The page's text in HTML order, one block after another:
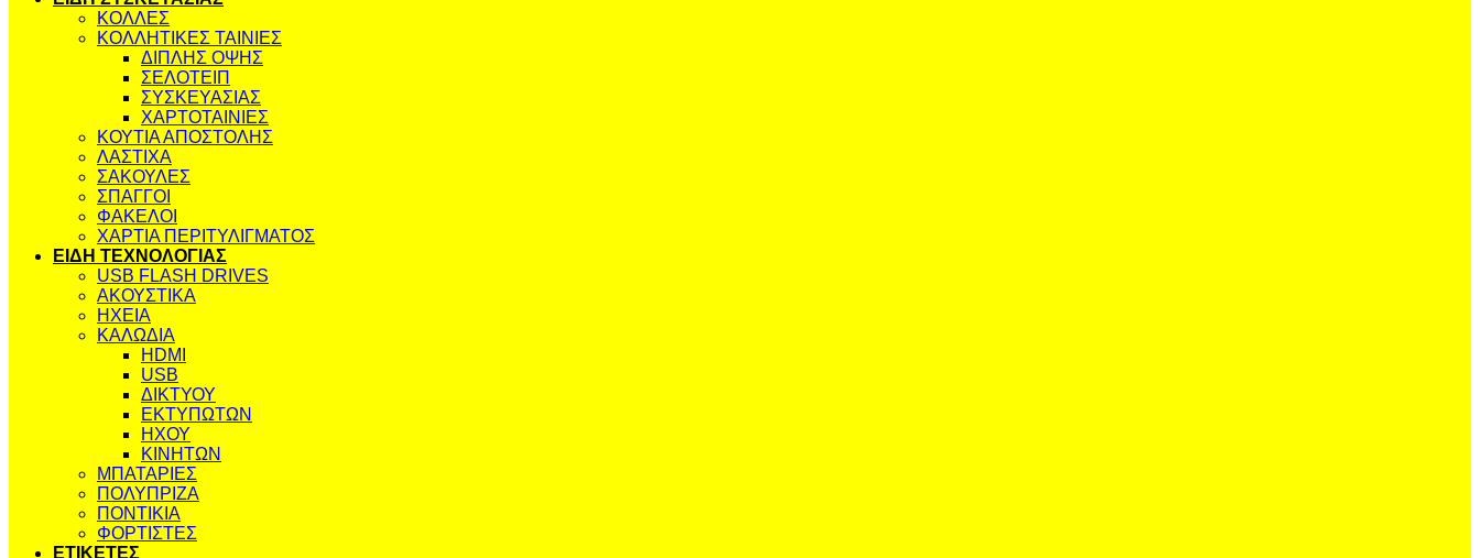
ΚΟΛΛΕΣ
ΚΟΛΛΗΤΙΚΕΣ ΤΑΙΝΙΕΣ
ΔΙΠΛΗΣ ΟΨΗΣ
ΣΕΛΟΤΕΙΠ
ΣΥΣΚΕΥΑΣΙΑΣ
ΧΑΡΤΟΤΑΙΝΙΕΣ
ΚΟΥΤΙΑ ΑΠΟΣΤΟΛΗΣ
ΛΑΣΤΙΧΑ
ΣΑΚΟΥΛΕΣ
ΣΠΑΓΓΟΙ
ΦΑΚΕΛΟΙ
ΧΑΡΤΙΑ ΠΕΡΙΤΥΛΙΓΜΑΤΟΣ
ΕΙΔΗ ΤΕΧΝΟΛΟΓΙΑΣ
USB FLASH DRIVES
ΑΚΟΥΣΤΙΚΑ
ΗΧΕΙΑ
ΚΑΛΩΔΙΑ
HDMI
USB
ΔΙΚΤΥΟΥ
ΕΚΤΥΠΩΤΩΝ
ΗΧΟΥ
ΚΙΝΗΤΩΝ
ΜΠΑΤΑΡΙΕΣ
ΠΟΛΥΠΡΙΖΑ
ΠΟΝΤΙΚΙΑ
ΦΟΡΤΙΣΤΕΣ
ΕΤΙΚΕΤΕΣ